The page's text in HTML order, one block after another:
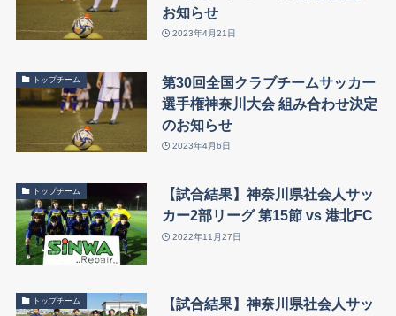
お知らせ
2023年4月21日
トップチーム
第30回全国クラブチームサッカー
選手権神奈川大会 組み合わせ決定
のお知らせ
2023年4月6日
トップチーム
【試合結果】神奈川県社会人サッ
カー2部リーグ 第15節 vs 港北FC
2022年11月27日
トップチーム
【試合結果】神奈川県社会人サッ